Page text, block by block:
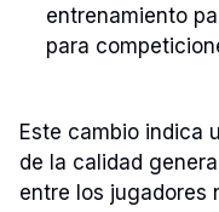
entrenamiento
para
Este cambio indica
de la calidad
entre los jugadores